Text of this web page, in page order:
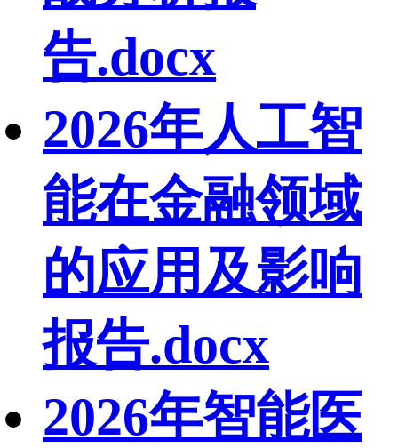
告.docx
2026年人工智
能在金融领域
的应用及影响
报告.docx
2026年智能医